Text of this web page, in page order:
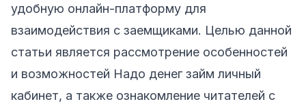
удобную онлайн-платформу для
взаимодействия с заемщиками. Целью данной
статьи является рассмотрение особенностей
и возможностей Надо денег займ личный
кабинет, а также ознакомление читателей с